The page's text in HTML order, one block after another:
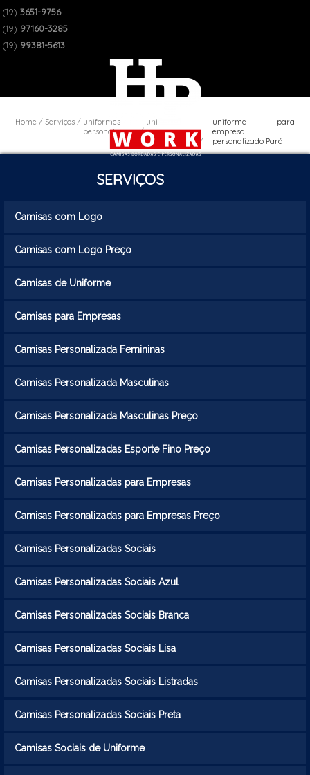
(19) 3651-9756
(19) 97160-3285
(19) 99381-5613
Home Serviços
uniformes
personalizados
uniforme
empresa
personalizado
uniforme para
empresa
personalizado Pará
SERVIÇOS
Camisas com Logo
Camisas com Logo Preço
Camisas de Uniforme
Camisas para Empresas
Camisas Personalizada Femininas
Camisas Personalizada Masculinas
Camisas Personalizada Masculinas Preço
Camisas Personalizadas Esporte Fino Preço
Camisas Personalizadas para Empresas
Camisas Personalizadas para Empresas Preço
Camisas Personalizadas Sociais
Camisas Personalizadas Sociais Azul
Camisas Personalizadas Sociais Branca
Camisas Personalizadas Sociais Lisa
Camisas Personalizadas Sociais Listradas
Camisas Personalizadas Sociais Preta
Camisas Sociais de Uniforme